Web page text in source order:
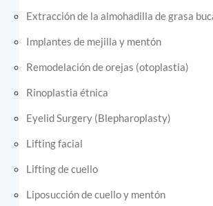
Extracción de la almohadilla de grasa
Implantes de mejilla y mentón
Remodelación de orejas (otoplastia)
Rinoplastia étnica
Eyelid Surgery (Blepharoplasty)
Lifting facial
Lifting de cuello
Liposucción de cuello y mentón